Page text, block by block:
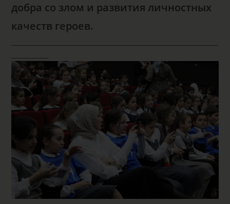
добра со злом и развития личностных
качеств героев.